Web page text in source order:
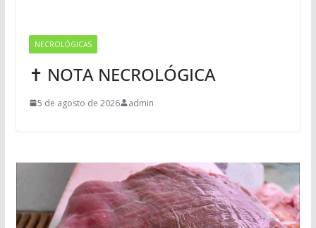
NECROLÓGICAS
✝ NOTA NECROLÓGICA
5 de agosto de 2026 admin